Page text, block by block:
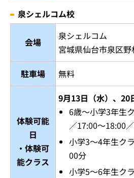
泉シェルコム校
会場
泉シェルコム
宮城県仙台市泉区
駐車場
無料
体験可能
日
・体験可
能クラス
9月13日（水）、20
6歳～小学3年生
／17:00～18:00
小学3～4年生ク
00分
小学5～6年生ク